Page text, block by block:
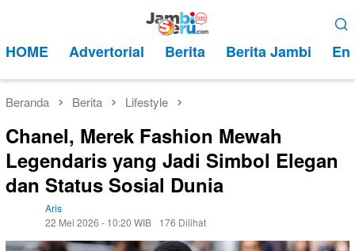
kontenMobile
HOME Advertorial Berita Berita Jambi
Beranda Berita Lifestyle
Chanel, Merek Fashion Mewah
Legendaris yang Jadi Simbol Elegan
dan Status Sosial Dunia
Aris
22 Mei 2026 - 10:20 WIB
176 Dilihat